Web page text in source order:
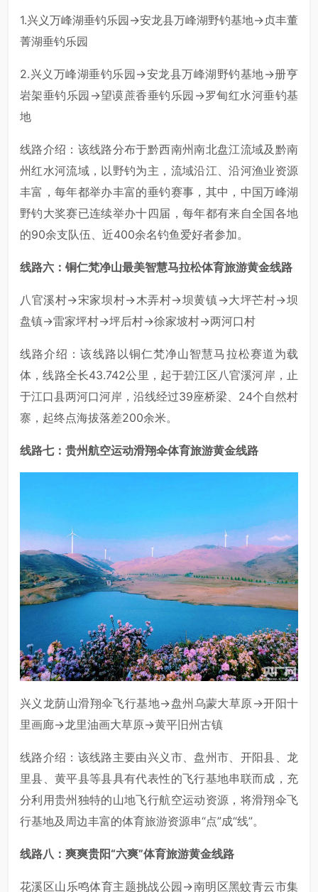
1.兴义万峰湖垂钓乐园→安龙县万峰湖野钓基地→贞丰董
菁湖垂钓乐园
2.兴义万峰湖垂钓乐园→安龙县万峰湖野钓基地→册亨
岩架垂钓乐园→望谟蔗香垂钓乐园→罗甸红水河垂钓基
地
线路介绍：该线路分布于黔西南州南北盘江流域及黔南
州红水河流域，以野钓为主，流域沿江、沿河渔业资源
丰富，每年都举办丰富的垂钓赛事，其中，中国万峰湖
野钓大奖赛已连续举办十四届，每年都有来自全国各地
的90余支队伍、近400余名钓鱼爱好者参加。
线路六：铜仁梵净山最美智慧马拉松体育旅游黄金线路
八官溪村→宋家坝村→木弄村→坝黄镇→大坪芒村→坝
盘镇→雷家坪村→坪后村→徐家坡村→两河口村
线路介绍：该线路以铜仁梵净山智慧马拉松赛道为载
体，线路全长43.742公里，起于碧江区八官溪河岸，止
于江口县两河口河岸，沿线经过39座桥梁、24个自然村
寨，起终点海拔落差200余米。
线路七：贵州航空运动滑翔伞体育旅游黄金线路
兴义龙荫山滑翔伞飞行基地→盘州乌蒙大草原→开阳十
里画廊→龙里油画大草原→黄平旧州古镇
线路介绍：该线路主要由兴义市、盘州市、开阳县、龙
里县、黄平县等县具有代表性的飞行基地串联而成，充
分利用贵州独特的山地飞行航空运动资源，将滑翔伞飞
行基地及周边丰富的体育旅游资源串“点”成“线”。
线路八：爽爽贵阳“六爽”体育旅游黄金线路
花溪区山乐鸣体育主题挑战公园→南明区黑蚊青云市集